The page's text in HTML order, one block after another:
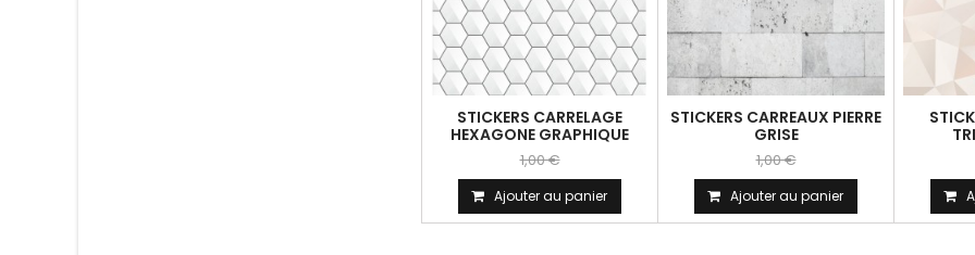
STICKERS CARRELAGE
HEXAGONE GRAPHIQUE
1,00 €
Ajouter au panier
STICKERS CARREAUX PIERRE
GRISE
1,00 €
Ajouter au panier